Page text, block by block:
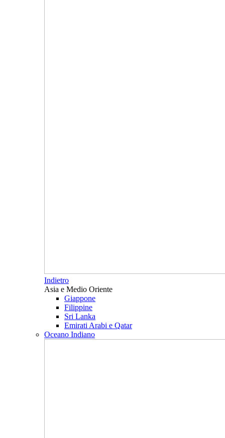
Indietro
Asia e Medio Oriente
Giappone
Filippine
Sri Lanka
Emirati Arabi e Qatar
Oceano Indiano